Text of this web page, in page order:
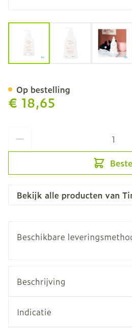
View larger image
View larger
€ 18,65
Op bestelling
Bekijk alle producten van
Beschikbare
Beschrijving
Indicatie